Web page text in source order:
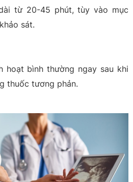
từ 20-45 phút, tùy vào mục
sát.
hoạt bình thường ngay sau khi
thuốc tương phản.